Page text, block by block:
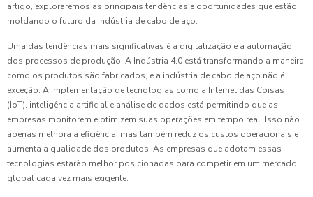
artigo, exploraremos as principais tendências e oportunidades que estão
moldando o futuro da indústria de cabo de aço.
Uma das tendências mais significativas é a digitalização e a automação
dos processos de produção. A Indústria 4.0 está transformando a maneira
como os produtos são fabricados, e a indústria de cabo de aço não é
exceção. A implementação de tecnologias como a Internet das Coisas
(IoT), inteligência artificial e análise de dados está permitindo que as
empresas monitorem e otimizem suas operações em tempo real. Isso não
apenas melhora a eficiência, mas também reduz os custos operacionais e
aumenta a qualidade dos produtos. As empresas que adotam essas
tecnologias estarão melhor posicionadas para competir em um mercado
global cada vez mais exigente.